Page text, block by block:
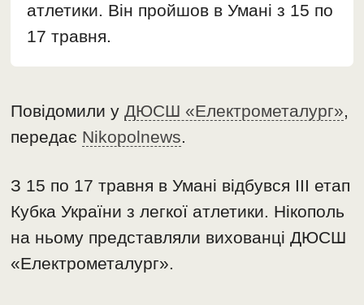
атлетики. Він пройшов в Умані з 15 по
17 травня.
Повідомили уДЮСШ «Електрометалург»,
передає Nikopolnews.
З 15 по 17 травня в Умані відбувся ІІІ етап
Кубка України з легкої атлетики. Нікополь
на ньому представляли вихованці ДЮСШ
«Електрометалург».